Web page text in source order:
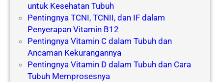
untuk Kesehatan Tubuh
Pentingnya TCNI, TCNII, dan IF dalam
Penyerapan Vitamin B12
Pentingnya Vitamin C dalam Tubuh dan
Ancaman Kekurangannya
Pentingnya Vitamin D dalam Tubuh dan Cara
Tubuh Memprosesnya